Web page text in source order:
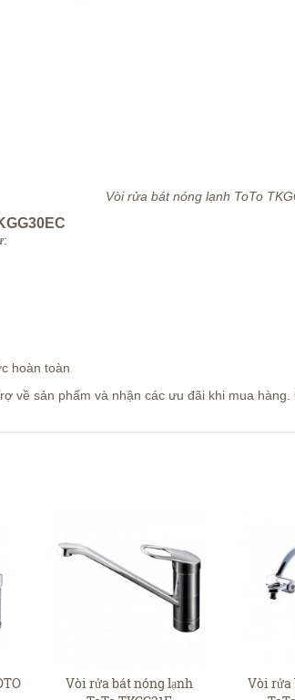
Vòi rửa bát nóng lạnh ToTo
hoàn toàn
về sản phẩm và nhận các ưu đãi khi mua hàng.
Vòi rửa bát nóng lạnh
Vòi rửa